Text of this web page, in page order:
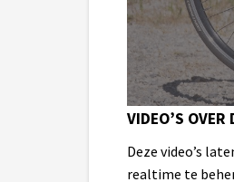
VIDEO’S OVER
Deze video’s
realtime te